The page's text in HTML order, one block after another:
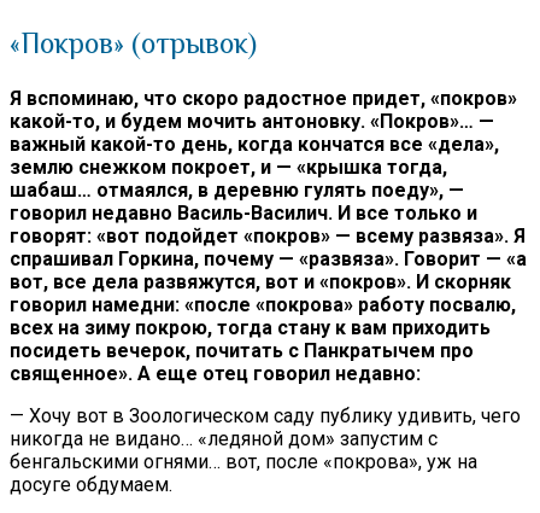
«Покров» (отрывок)
Я вспоминаю, что скоро радостное придет, «покров»
какой-то, и будем мочить антоновку. «Покров»… —
важный какой-то день, когда кончатся все «дела»,
землю снежком покроет, и — «крышка тогда,
шабаш… отмаялся, в деревню гулять поеду», —
говорил недавно Василь-Василич. И все только и
говорят: «вот подойдет «покров» — всему развяза». Я
спрашивал Горкина, почему — «развяза». Говорит — «а
вот, все дела развяжутся, вот и «покров». И скорняк
говорил намедни: «после «покрова» работу посвалю,
всех на зиму покрою, тогда стану к вам приходить
посидеть вечерок, почитать с Панкратычем про
священное». А еще отец говорил недавно:
— Хочу вот в Зоологическом саду публику удивить, чего
никогда не видано… «ледяной дом» запустим с
бенгальскими огнями… вот, после «покрова», уж на
досуге обдумаем.